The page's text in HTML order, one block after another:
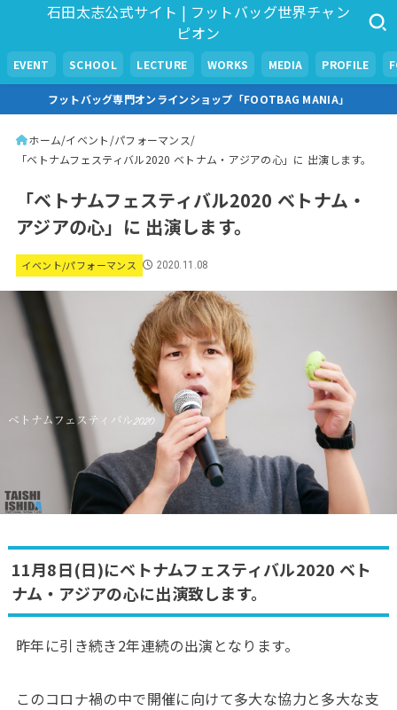
石田太志公式サイト | フットバッグ世界チャン
ピオン
EVENT SCHOOL LECTURE WORKS MEDIA PROFILE
フットバッグ専門オンラインショップ「FOOTBAG MANIA」
ホーム イベント/パフォーマンス
「ベトナムフェスティバル2020 ベトナム・アジアの心」に 出演します。
「ベトナムフェスティバル2020 ベトナム・
アジアの心」に 出演します。
イベント/パフォーマンス 2020.11.08
11月8日(日)にベトナムフェスティバル2020 ベト
ナム・アジアの心に出演致します。
昨年に引き続き2年連続の出演となります。
このコロナ禍の中で開催に向けて多大な協力と多大な支